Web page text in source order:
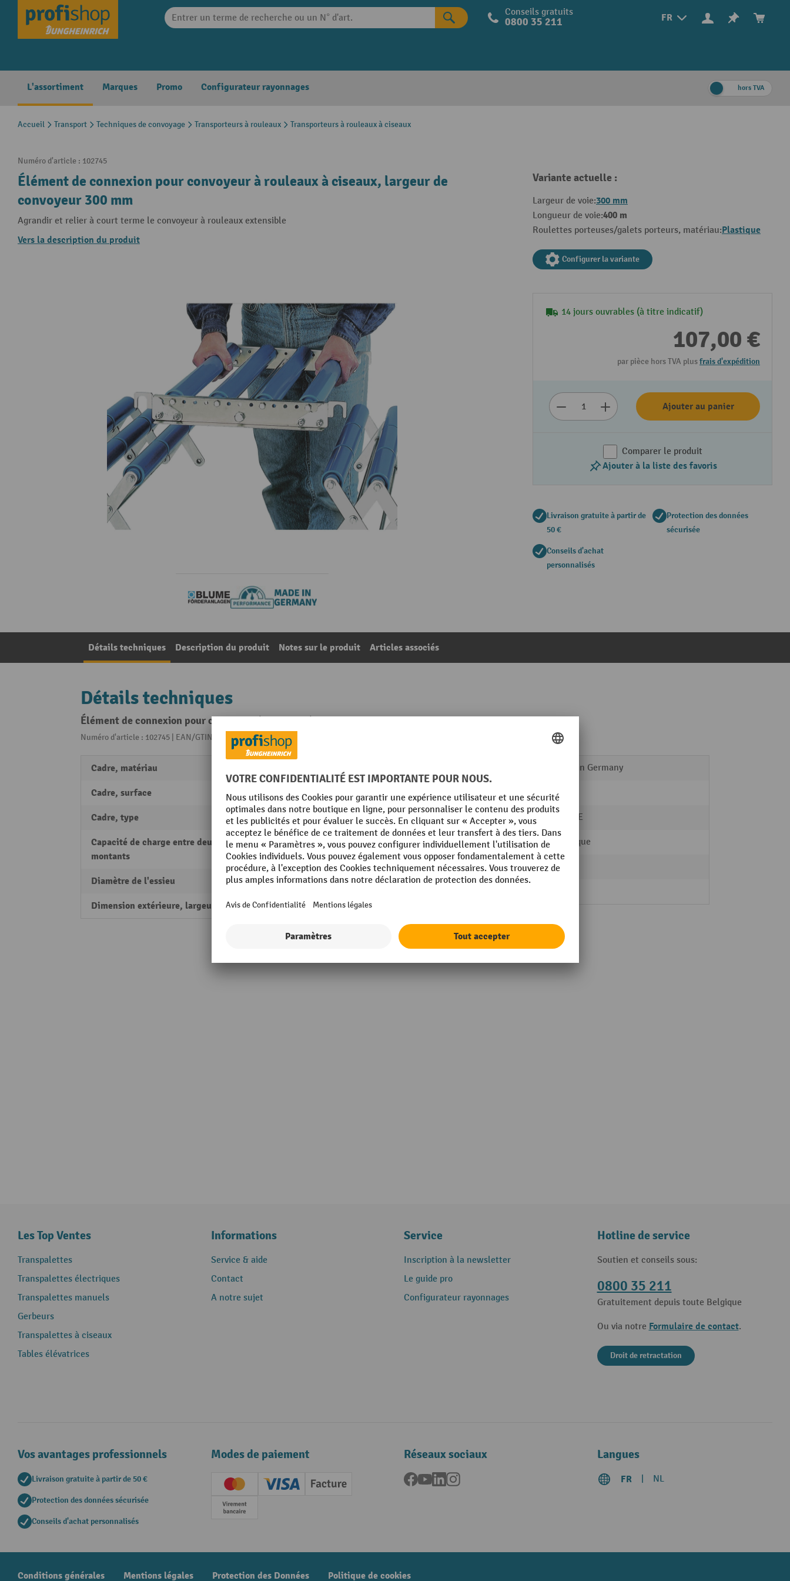
Skip to main navigation FR
Conseils gratuits
0800 35 211
L'assortiment Marques Promo Configurateur rayonnages hors TVA
Accueil Transport Techniques de convoyage Transporteurs à rouleaux Transporteurs à rouleaux à ciseaux
Numéro d'article : 102745
Élément de connexion pour convoyeur à rouleaux à ciseaux, largeur de
convoyeur 300 mm
Agrandir et relier à court terme le convoyeur à rouleaux extensible
Vers la description du produit
Variante actuelle :
Largeur de voie:300 mm
Longueur de voie:400 m
Roulettes porteuses/galets porteurs, matériau:Plastique
Configurer la variante
14 jours ouvrables (à titre indicatif)
107,00 €
par pièce hors TVA plusfrais d'expédition
Ajouter au panier
Comparer le produit
Ajouter à la liste des favoris
Livraison gratuite à partir de
50 €
Protection des données
sécurisée
Conseils d'achat
personnalisés
Détails techniques Description du produit Notes sur le produit Articles associés
Détails techniques
Élément de connexion pour convoyeur à rouleaux à ciseaux, largeur de convoyeur 300 mm
Numéro d'article : 102745 | EAN/GTIN: 4055091006741De la catégorie :
Cadre, matériau
Cadre, surface zinguée
Cadre, type Profilé en U
Capacité de charge entre deux
montants
25 kg
Diamètre de l'essieu 8 mm
Dimension extérieure, largeur 340 mm
Made in Germany
Longueur de voie 400 m
Marque BLUME
Matériau Plastique
Mobile non
Afficher tous les détails techniques
Les Top Ventes
Transpalettes
Transpalettes électriques
Transpalettes manuels
Gerbeurs
Transpalettes à ciseaux
Tables élévatrices
Informations
Service & aide
Contact
A notre sujet
Service
Inscription à la newsletter
Le guide pro
Configurateur rayonnages
Hotline de service
Soutien et conseils sous:
0800 35 211
Gratuitement depuis toute Belgique
Ou via notre Formulaire de contact.
Droit de retractation
Vos avantages professionnels
Livraison gratuite à partir de 50 €
Protection des données sécurisée
Conseils d'achat personnalisés
Modes de paiement
Creditcard (Master)Creditcard (Visa)
Facture
Paiement anticipé
Réseaux sociaux
Facebook
YouTubeLinkedInInstagram
Langues
FR NL
Conditions générales Mentions légales Protection des Données Politique de cookies